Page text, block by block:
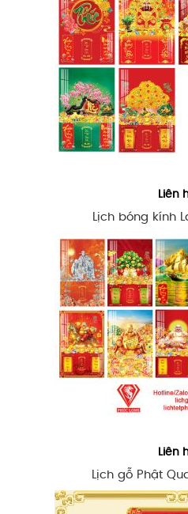
Liên
Lịch bóng kính
Liên
Lịch gỗ Phật